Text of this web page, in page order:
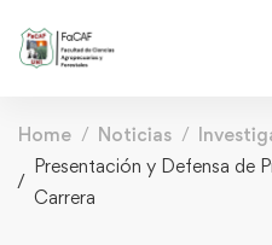
Home Noticias
Presentación y Defensa de
Carrera